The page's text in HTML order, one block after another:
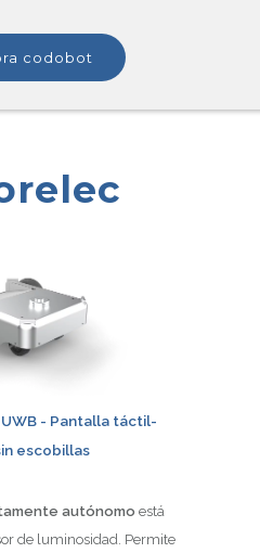
codobot
- Pantalla táctil-
escobillas
autónomo está
de luminosidad. Permite